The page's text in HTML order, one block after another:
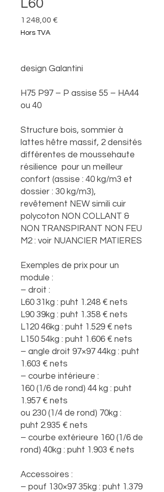
L60
1 248,00 €
Hors TVA
design Galantini
H75 P97 – P assise 55 – HA44
ou 40
Structure bois, sommier à
lattes hêtre massif, 2 densités
différentes de moussehaute
résilience pour un meilleur
confort (assise : 40 kg/m3 et
dossier : 30 kg/m3),
revêtement NEW simili cuir
polycoton NON COLLANT &
NON TRANSPIRANT NON FEU
M2 : voir NUANCIER MATIERES
Exemples de prix pour un
module :
– droit :
L60 31kg : puht 1.248 € nets
L90 39kg : puht 1.358 € nets
L120 46kg : puht 1.529 € nets
L150 54kg : puht 1.606 € nets
– angle droit 97×97 44kg : puht
1.603 € nets
– courbe intérieure :
160 (1/6 de rond) 44 kg : puht
1.957 € nets
ou 230 (1/4 de rond) 70kg :
puht 2.935 € nets
– courbe extérieure 160 (1/6 de
rond) 40kg : puht 1.903 € nets
Accessoires :
– pouf 130×97 35kg : puht 1.379